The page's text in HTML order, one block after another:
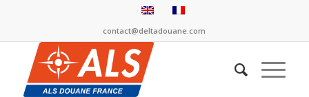
contact@deltadouane.com